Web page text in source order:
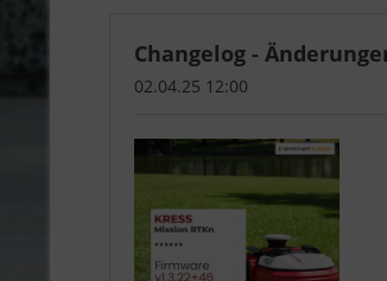
Changelog -
02.04.25 12:00